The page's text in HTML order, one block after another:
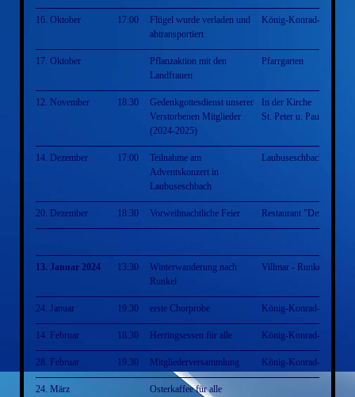
16. Oktober 17:00
Flügel wurde verladen und
abtransportiert
König-Konrad-Halle
17. Oktober
Pflanzaktion mit den
Landfrauen
Pfarrgarten
12. November 18:30
Gedenkgottesdienst unserer
Verstorbenen Mitglieder
(2024-2025)
In der Kirche
St. Peter u. Paul Villmar
14. Dezember 17:00
Teilnahme am
Adventskonzert in
Laubuseschbach
Laubuseschbach
20. Dezember 18:30 Vorweihnachtliche Feier Restaurant "Der
13. Januar 2024 13:30
Winterwanderung nach
Runkel
Villmar - Runkel -
24. Januar 19:30 erste Chorprobe König-Konrad-Halle
14. Februar 18:30 Herringsessen für alle König-Konrad-Halle
28. Februar 19:30 Mitgliederversammlung König-Konrad-Halle
24. März
Osterkaffee für alle